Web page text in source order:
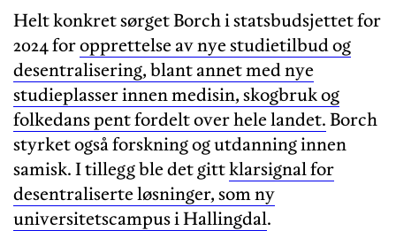
Helt konkret sørget Borch i statsbudsjettet for
2024 foropprettelse av nye studietilbud og
desentralisering, blant annet med nye
studieplasser innen medisin, skogbruk og
folkedans pent fordelt over hele landet.Borch
styrket også forskning og utdanning innen
samisk. I tillegg ble det gittklarsignal for
desentraliserte løsninger, som ny
universitetscampus i Hallingdal.